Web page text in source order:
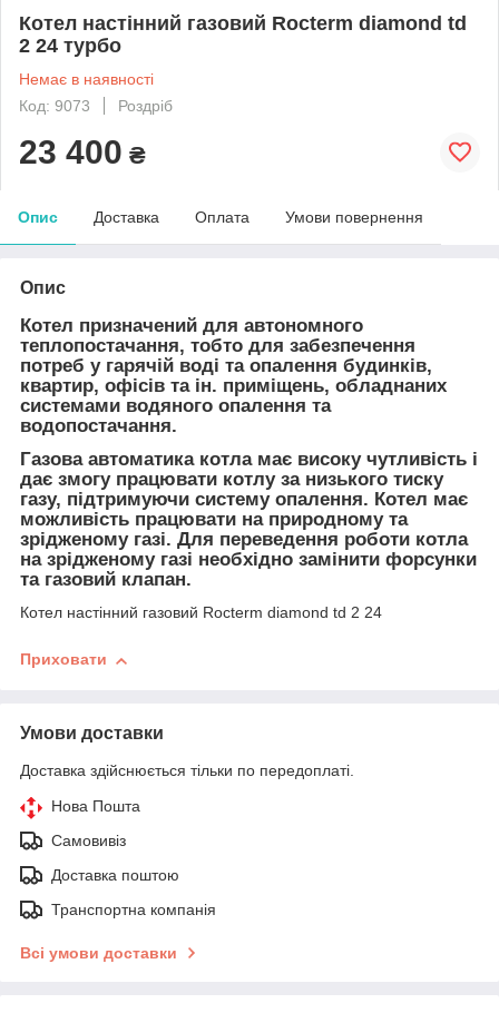
Котел настінний газовий Rocterm diamond td
2 24 турбо
Немає в наявності
Код: 9073
Роздріб
23 400 ₴
Опис Доставка Оплата Умови повернення
Опис
Котел призначений для автономного
теплопостачання, тобто для забезпечення
потреб у гарячій воді та опалення будинків,
квартир, офісів та ін. приміщень, обладнаних
системами водяного опалення та
водопостачання.
Газова автоматика котла має високу чутливість і
дає змогу працювати котлу за низького тиску
газу, підтримуючи систему опалення. Котел має
можливість працювати на природному та
зрідженому газі. Для переведення роботи котла
на зрідженому газі необхідно замінити форсунки
та газовий клапан.
Котел настінний газовий Rocterm diamond td 2 24
Приховати
Умови доставки
Доставка здійснюється тільки по передоплаті.
Нова Пошта
Самовивіз
Доставка поштою
Транспортна компанія
Всі умови доставки